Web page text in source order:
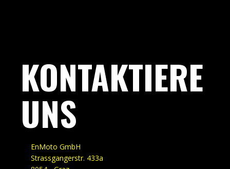
KONTAKTIERE
UNS
EnMoto GmbH
Strassgangerstr. 433a